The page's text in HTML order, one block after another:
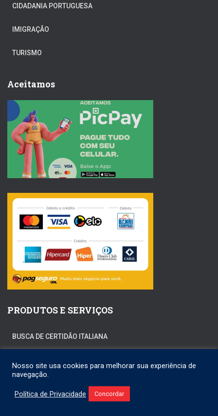
CIDADANIA PORTUGUESA
IMIGRAÇÃO
TURISMO
Aceitamos
PRODUTOS E SERVIÇOS
BUSCA DE CERTIDÃO ITALIANA
Nosso site usa cookies para melhorar sua experiência de
navegação.
Política de Privacidade Concordar